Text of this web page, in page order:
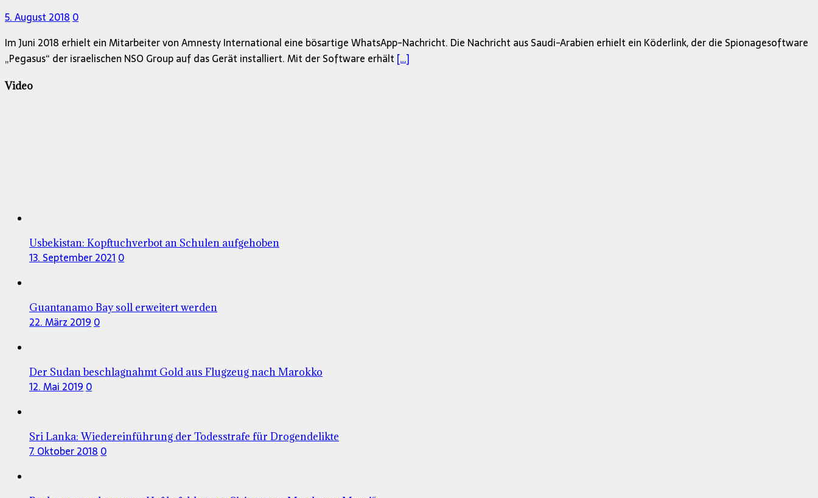
5. August 2018 0
Im Juni 2018 erhielt ein Mitarbeiter von Amnesty International eine bösartige WhatsApp-Nachricht. Die Nachricht aus Saudi-Arabien erhielt ein Köderlink, der die Spionagesoftware
„Pegasus“ der israelischen NSO Group auf das Gerät installiert. Mit der Software erhält […]
Video
Usbekistan: Kopftuchverbot an Schulen aufgehoben
13. September 20210
Guantanamo Bay soll erweitert werden
22. März 20190
Der Sudan beschlagnahmt Gold aus Flugzeug nach Marokko
12. Mai 20190
Sri Lanka: Wiedereinführung der Todesstrafe für Drogendelikte
7. Oktober 20180